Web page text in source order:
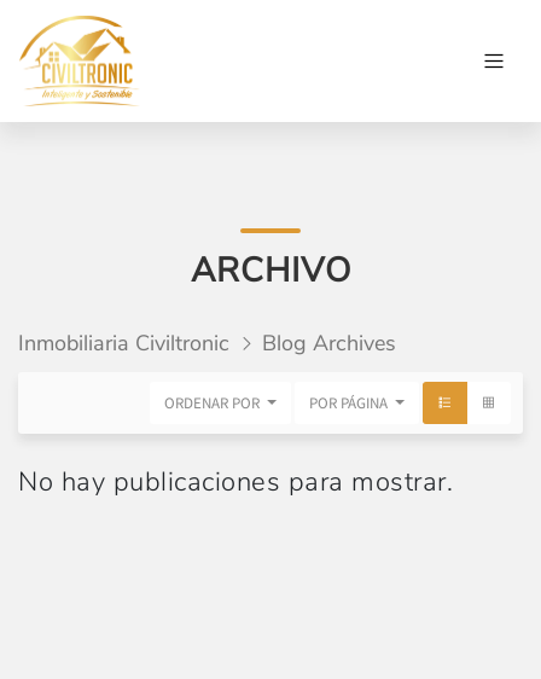
ARCHIVO
Inmobiliaria Civiltronic Blog Archives
ORDENAR POR POR PÁGINA
No hay publicaciones para mostrar.